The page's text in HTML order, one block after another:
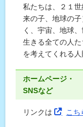
私たちは、２１
来の子、地球の
く、宇宙、地球
生きる全ての人
を考えてくれる
ホームページ・
SNSなど
リンクは こち